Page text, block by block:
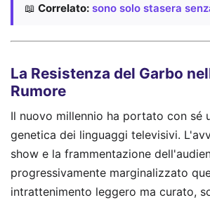
📖 Correlato: sono solo stasera
La Resistenza del Garbo
Rumore
Il nuovo millennio ha portato con sé
genetica dei linguaggi televisivi.
show e la frammentazione
progressivamente marginalizzato
intrattenimento leggero ma curato,